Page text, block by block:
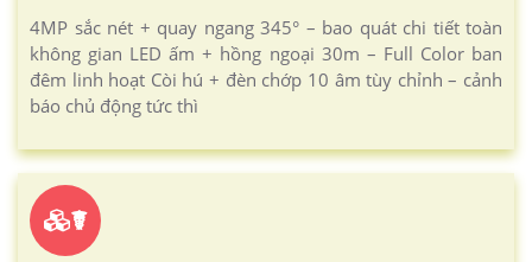
4MP sắc nét + quay ngang 345° – bao quát chi tiết toàn
không gian LED ấm + hồng ngoại 30m – Full Color ban
đêm linh hoạt Còi hú + đèn chớp 10 âm tùy chỉnh – cảnh
báo chủ động tức thì
☤